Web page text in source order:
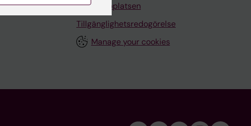
Om webbplatsen
Tillgänglighetsredogörelse
Manage your cookies